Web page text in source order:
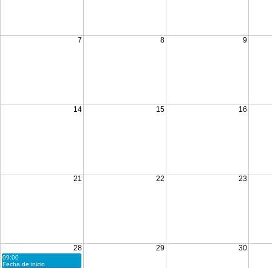
7 8 9
14 15 16
21 22 23
28 29 30
09:00
Fecha de inicio